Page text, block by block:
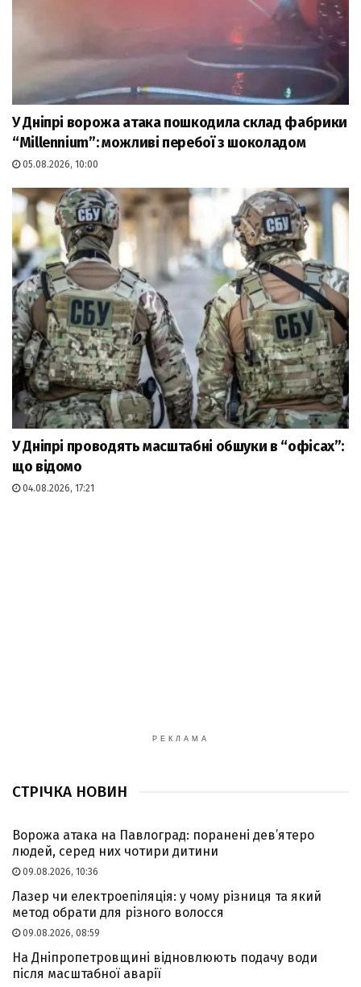
У Дніпрі ворожа атака пошкодила склад фабрики
“Millennium”: можливі перебої з шоколадом
05.08.2026, 10:00
У Дніпрі проводять масштабні обшуки в “офісах”:
що відомо
04.08.2026, 17:21
РЕКЛАМА
СТРІЧКА НОВИН
Ворожа атака на Павлоград: поранені дев’ятеро
людей, серед них чотири дитини
09.08.2026, 10:36
Лазер чи електроепіляція: у чому різниця та який
метод обрати для різного волосся
09.08.2026, 08:59
На Дніпропетровщині відновлюють подачу води
після масштабної аварії